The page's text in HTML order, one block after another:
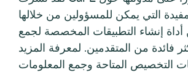
التي يمكن للمسؤولين من خلالها
أداة إنشاء التطبيقات المخصصة لجمع
فائدة من المتقدمين. لمعرفة المزيد
التخصيص المتاحة وجمع المعلومات